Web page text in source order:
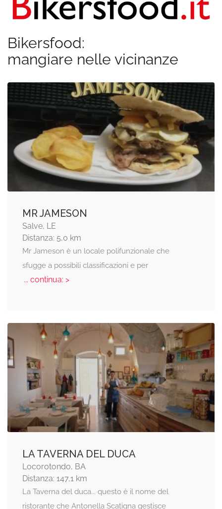
Bikersfood:
mangiare nelle vicinanze
MR JAMESON
Salve, LE
Distanza: 5,0 km
Mr Jameson è un locale polifunzionale che
sfugge a possibili classificazioni e per
... continua: >
LA TAVERNA DEL DUCA
Locorotondo, BA
Distanza: 147,1 km
La Taverna del duca... questo è il nome del
ristorante che Antonella Scatigna gestisce